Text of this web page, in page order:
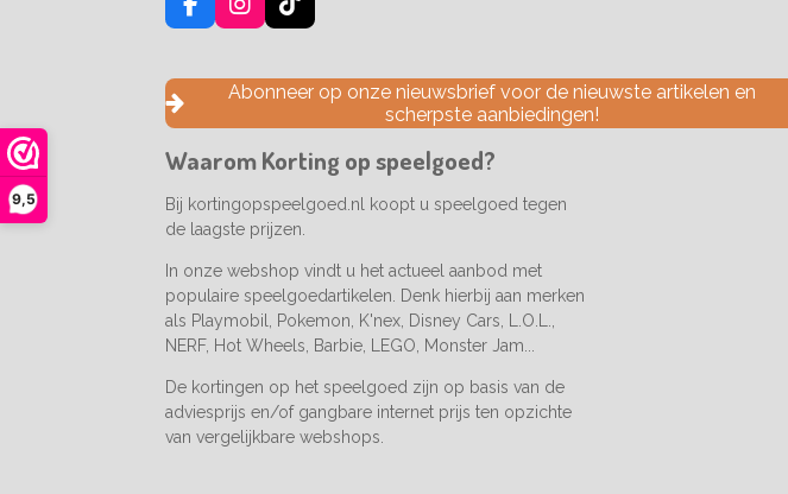
9,5
F
a
e
o
k
I
n
t
a
g
a
T
i
T
o
k
Abonneer op onze nieuwsbrief voor de nieuwste artikelen en
scherpste aanbiedingen!
Waarom Korting op speelgoed?
Bij kortingopspeelgoed.nl koopt u speelgoed tegen
de laagste prijzen.
In onze webshop vindt u het actueel aanbod met
populaire speelgoedartikelen. Denk hierbij aan merken
als Playmobil, Pokemon, K'nex, Disney Cars, L.O.L.,
NERF, Hot Wheels, Barbie, LEGO, Monster Jam...
De kortingen op het speelgoed zijn op basis van de
adviesprijs en/of gangbare internet prijs ten opzichte
van vergelijkbare webshops.